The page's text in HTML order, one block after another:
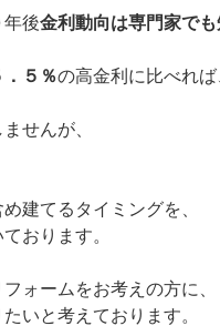
年後金利動向は専門家で
．５％の高金利に比べれば
せんが、
建てるタイミングを、
おります。
ォームをお考えの方に、
いと考えております。